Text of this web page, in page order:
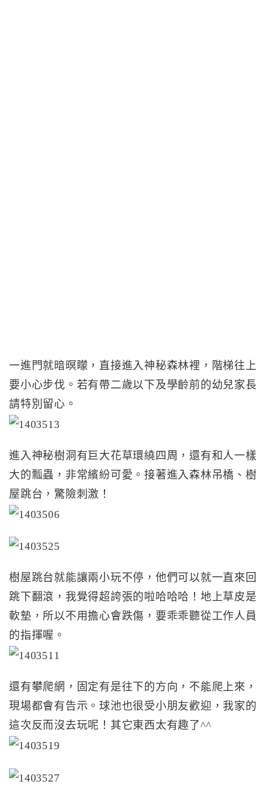
一進門就暗暝矇，直接進入神秘森林裡，階梯往上
要小心步伐。若有帶二歲以下及學齡前的幼兒家長
請特別留心。
進入神秘樹洞有巨大花草環繞四周，還有和人一樣
大的瓢蟲，非常繽紛可愛。接著進入森林吊橋、樹
屋跳台，驚險刺激！
樹屋跳台就能讓兩小玩不停，他們可以就一直來回
跳下翻滾，我覺得超誇張的啦哈哈哈！地上草皮是
軟墊，所以不用擔心會跌傷，要乖乖聽從工作人員
的指揮喔。
還有攀爬網，固定有是往下的方向，不能爬上來，
現場都會有告示。球池也很受小朋友歡迎，我家的
這次反而沒去玩呢！其它東西太有趣了^^